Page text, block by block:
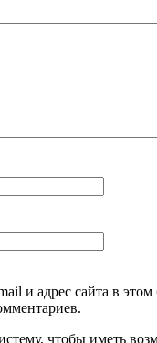
и адрес сайта в этом
чтобы иметь